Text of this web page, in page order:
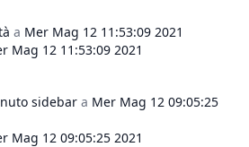
a Mer Mag 12 11:53:09 2021
Mag 12 11:53:09 2021
sidebar a Mer Mag 12 09:05:25
Mag 12 09:05:25 2021